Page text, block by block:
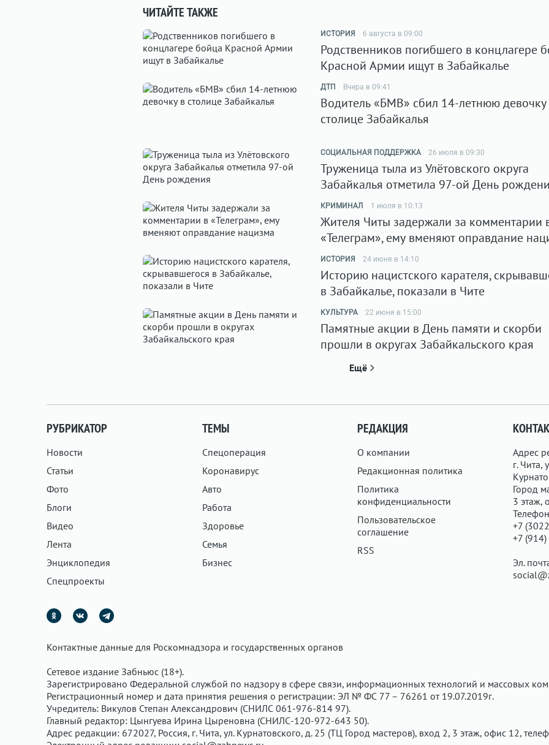
ЧИТАЙТЕ ТАКЖЕ
ИСТОРИЯ 6 августа в 09:00
Родственников погибшего в концлагере
Красной Армии ищут в Забайкалье
ДТП Вчера в 09:41
Водитель «БМВ» сбил 14-летнюю девочку
столице Забайкалья
СОЦИАЛЬНАЯ ПОДДЕРЖКА 26 июля в 09:30
Труженица тыла из Улётовского округа
Забайкалья отметила 97-ой День
КРИМИНАЛ 1 июля в 10:13
Жителя Читы задержали за комментарии
«Телеграм», ему вменяют оправдание
ИСТОРИЯ 24 июня в 14:10
Историю нацистского карателя,
в Забайкалье, показали в Чите
КУЛЬТУРА 22 июня в 15:00
Памятные акции в День памяти и скорби
прошли в округах Забайкальского края
Ещё
РУБРИКАТОР
Новости
Статьи
Фото
Блоги
Видео
Лента
Энциклопедия
Спецпроекты
ТЕМЫ
Спецоперация
Коронавирус
Авто
Работа
Здоровье
Семья
Бизнес
РЕДАКЦИЯ
О компании
Редакционная политика
Политика
конфиденциальности
Пользовательское
соглашение
RSS
Адрес
г. Чита,
Город
3 этаж,
+7
+7
Эл.
Контактные данные для Роскомнадзора и государственных органов
Сетевое издание Забньюс (18+).
Зарегистрировано Федеральной службой по надзору в сфере связи, информационных технологий и массовых
Регистрационный номер и дата принятия решения о регистрации: ЭЛ № ФС 77 – 76261 от 19.07.2019г.
Учредитель: Викулов Степан Александрович (СНИЛС 061-976-814 97).
Главный редактор: Цынгуева Ирина Цыреновна (СНИЛС-120-972-643 50).
Адрес редакции: 672027, Россия, г. Чита, ул. Курнатовского, д. 25 (ТЦ Город мастеров), вход 2, 3 этаж, офис 12,